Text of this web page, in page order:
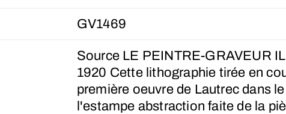
GV1469
Source LE PEINTRE-GRAVEUR
1920 Cette lithographie tirée en
première oeuvre de Lautrec dans
l'estampe abstraction faite de la